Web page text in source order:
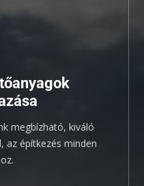
megbízható, kiváló
az építkezés minden